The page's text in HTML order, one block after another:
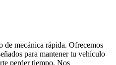
de mecánica rápida. Ofrecemos
para mantener tu vehículo
perder tiempo. Nos